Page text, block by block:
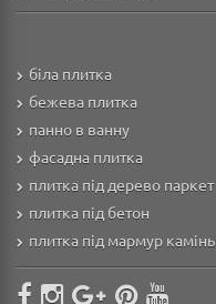
біла плитка
бежева плитка
панно в ванну
фасадна плитка
плитка під дерево паркет
плитка під бетон
плитка під мармур камінь